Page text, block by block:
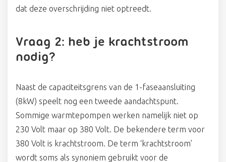
dat deze overschrijding niet optreedt.
Vraag 2: heb je krachtstroom
nodig?
Naast de capaciteitsgrens van de 1-faseaansluiting
(8kW) speelt nog een tweede aandachtspunt.
Sommige warmtepompen werken namelijk niet op
230 Volt maar op 380 Volt. De bekendere term voor
380 Volt is krachtstroom. De term ‘krachtstroom’
wordt soms als synoniem gebruikt voor de